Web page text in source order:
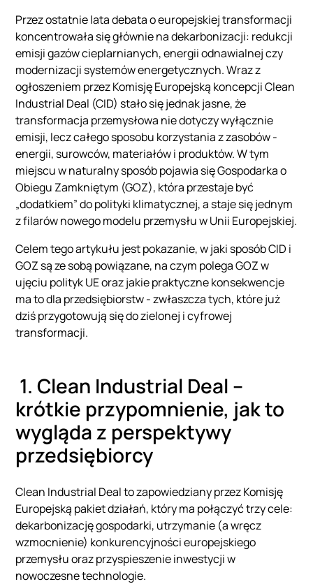
Przez ostatnie lata debata o europejskiej transformacji
koncentrowała się głównie na dekarbonizacji: redukcji
emisji gazów cieplarnianych, energii odnawialnej czy
modernizacji systemów energetycznych. Wraz z
ogłoszeniem przez Komisję Europejską koncepcji Clean
Industrial Deal (CID) stało się jednak jasne, że
transformacja przemysłowa nie dotyczy wyłącznie
emisji, lecz całego sposobu korzystania z zasobów -
energii, surowców, materiałów i produktów. W tym
miejscu w naturalny sposób pojawia się Gospodarka o
Obiegu Zamkniętym (GOZ), która przestaje być
„dodatkiem” do polityki klimatycznej, a staje się jednym
z filarów nowego modelu przemysłu w Unii Europejskiej.
Celem tego artykułu jest pokazanie, w jaki sposób CID i
GOZ są ze sobą powiązane, na czym polega GOZ w
ujęciu polityk UE oraz jakie praktyczne konsekwencje
ma to dla przedsiębiorstw - zwłaszcza tych, które już
dziś przygotowują się do zielonej i cyfrowej
transformacji.
1. Clean Industrial Deal –
krótkie przypomnienie, jak to
wygląda z perspektywy
przedsiębiorcy
Clean Industrial Deal to zapowiedziany przez Komisję
Europejską pakiet działań, który ma połączyć trzy cele:
dekarbonizację gospodarki, utrzymanie (a wręcz
wzmocnienie) konkurencyjności europejskiego
przemysłu oraz przyspieszenie inwestycji w
nowoczesne technologie.